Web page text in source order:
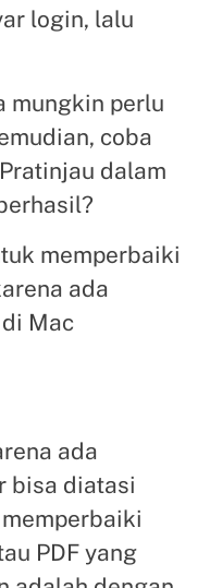
login, lalu
mungkin perlu
coba
dalam
ada
bisa diatasi
PDF yang